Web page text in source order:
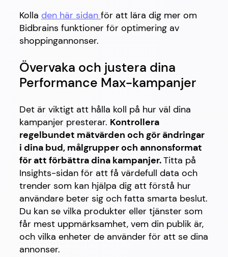
Kolla den här sidan för att lära dig mer om
Bidbrains funktioner för optimering av
shoppingannonser.
Övervaka och justera dina
Performance Max-kampanjer
Det är viktigt att hålla koll på hur väl dina
kampanjer presterar. Kontrollera
regelbundet mätvärden och gör ändringar
i dina bud, målgrupper och annonsformat
för att förbättra dina kampanjer.Titta på
Insights-sidan för att få värdefull data och
trender som kan hjälpa dig att förstå hur
användare beter sig och fatta smarta beslut.
Du kan se vilka produkter eller tjänster som
får mest uppmärksamhet, vem din publik är,
och vilka enheter de använder för att se dina
annonser.